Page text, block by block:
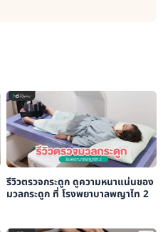
รีวิวตรวจกระดูก ดูความหนาแน่นของ
มวลกระดูก ที่ โรงพยาบาลพญาไท 2